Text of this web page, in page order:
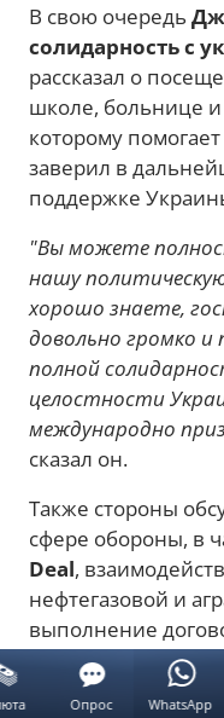
В свою очередь
солидарность с
рассказал о
школе, больнице
которому
заверил в
поддержке
"Вы можете
нашу
хорошо знаете,
довольно громко и
полной
целостности
международно
сказал он.
Также стороны
сфере обороны, в
Deal,
нефтегазовой и
выполнение
время визита
Азербайджан.
Опрос WhatsApp